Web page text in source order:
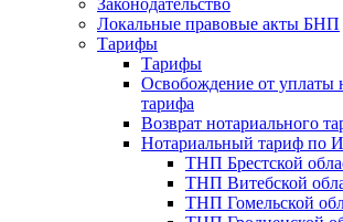
Законодательство
Локальные правовые акты БНП
Тарифы
Тарифы
Освобождение от уплаты
тарифа
Возврат нотариального
Нотариальный тариф по
ТНП Брестской
ТНП Витебской
ТНП Гомельской